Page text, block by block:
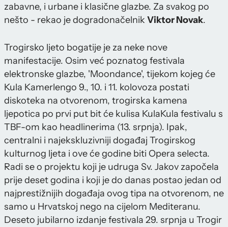
zabavne, i urbane i klasične glazbe. Za svakog po
nešto - rekao je dogradonačelnik Viktor Novak.
Trogirsko ljeto bogatije je za neke nove
manifestacije. Osim već poznatog festivala
elektronske glazbe, 'Moondance', tijekom kojeg će
Kula Kamerlengo 9., 10. i 11. kolovoza postati
diskoteka na otvorenom, trogirska kamena
ljepotica po prvi put bit će kulisa KulaKula festivalu s
TBF-om kao headlinerima (13. srpnja). Ipak,
centralni i najekskluzivniji događaj Trogirskog
kulturnog ljeta i ove će godine biti Opera selecta.
Radi se o projektu koji je udruga Sv. Jakov započela
prije deset godina i koji je do danas postao jedan od
najprestižnijih događaja ovog tipa na otvorenom, ne
samo u Hrvatskoj nego na cijelom Mediteranu.
Deseto jubilarno izdanje festivala 29. srpnja u Trogir